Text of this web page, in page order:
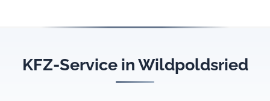
KFZ-Service in Wildpoldsried